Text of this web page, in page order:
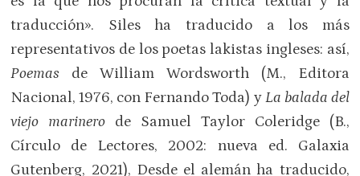
traducción». Siles ha traducido a los más
representativos de los poetas lakistas ingleses: así,
Poemas de William Wordsworth (M., Editora
Nacional, 1976, con Fernando Toda) yLa balada del
viejo marinero de Samuel Taylor Coleridge (B.,
Círculo de Lectores, 2002: nueva ed. Galaxia
Gutenberg, 2021), Desde el alemán ha traducido,